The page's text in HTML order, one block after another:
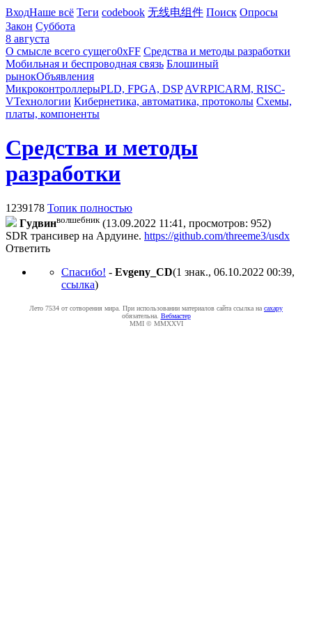
ВходНаше всё Теги codebook 无线电组件 Поиск Опросы
Закон Суббота
8 августа
О смысле всего сущего0xFF Средства и методы разработки
Мобильная и беспроводная связь Блошиный
рынокОбъявления
МикроконтроллерыPLD, FPGA, DSP AVRPICARM, RISC-
VТехнологии Кибернетика, автоматика, протоколы Схемы,
платы, компоненты
Средства и методы
разработки
1239178 Топик полностью
Гyдвинволшебник (13.09.2022 11:41, просмотров: 952)
SDR трансивер на Ардуине. https://github.com/threeme3/usdx
Ответить
Спасибо! - Evgeny_CD(1 знак., 06.10.2022 00:39,
ссылка)
Лето 7534 от сотворения мира. При использовании материалов сайта ссылка на caxapу
обязательна. Вебмастер
MMI © MMXXVI